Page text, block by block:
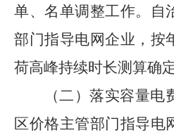
单、名单调整工作。自
部门指导电网企业，按
荷高峰持续时长测算确定
（二）落实容量电
区价格主管部门指导电